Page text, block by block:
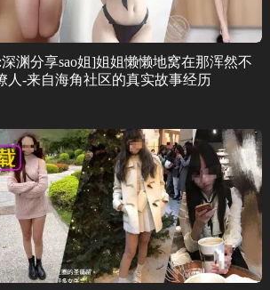
渊分享sao姐]姐姐懒懒地窝在那浑然不
人-来自海角社区的真实故事经历